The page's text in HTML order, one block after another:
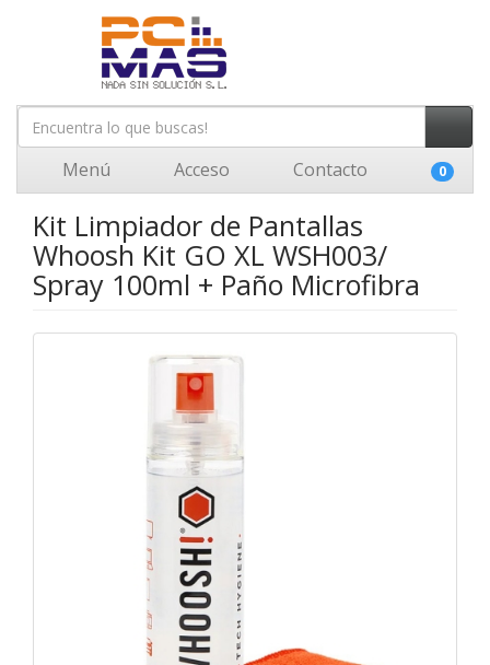
Menú Acceso Contacto 0
Kit Limpiador de Pantallas
Whoosh Kit GO XL WSH003/
Spray 100ml + Paño Microfibra